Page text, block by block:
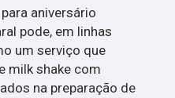
aniversário
pode, em linhas
um serviço que
milk shake com
na preparação de